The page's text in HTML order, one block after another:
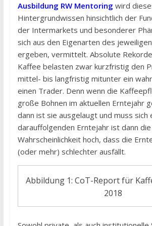
Ausbildung RW Mentoring wird
Hintergrundwissen hinsichtlich der
der Intermarkets und besonderer
sich aus den Eigenarten des
ergeben, vermittelt. Absolute
Kaffee belasten zwar kurzfristig den
mittel- bis langfristig mitunter ein
einen Trader. Denn wenn die
große Bohnen im aktuellen Erntejahr
dann ist sie ausgelaugt und muss sich
darauffolgenden Erntejahr ist dann die
Wahrscheinlichkeit hoch, dass die
(oder mehr) schlechter ausfällt.
Abbildung 1: CoT-Report für
2018